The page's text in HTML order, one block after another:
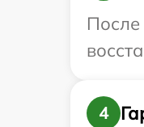
После
4